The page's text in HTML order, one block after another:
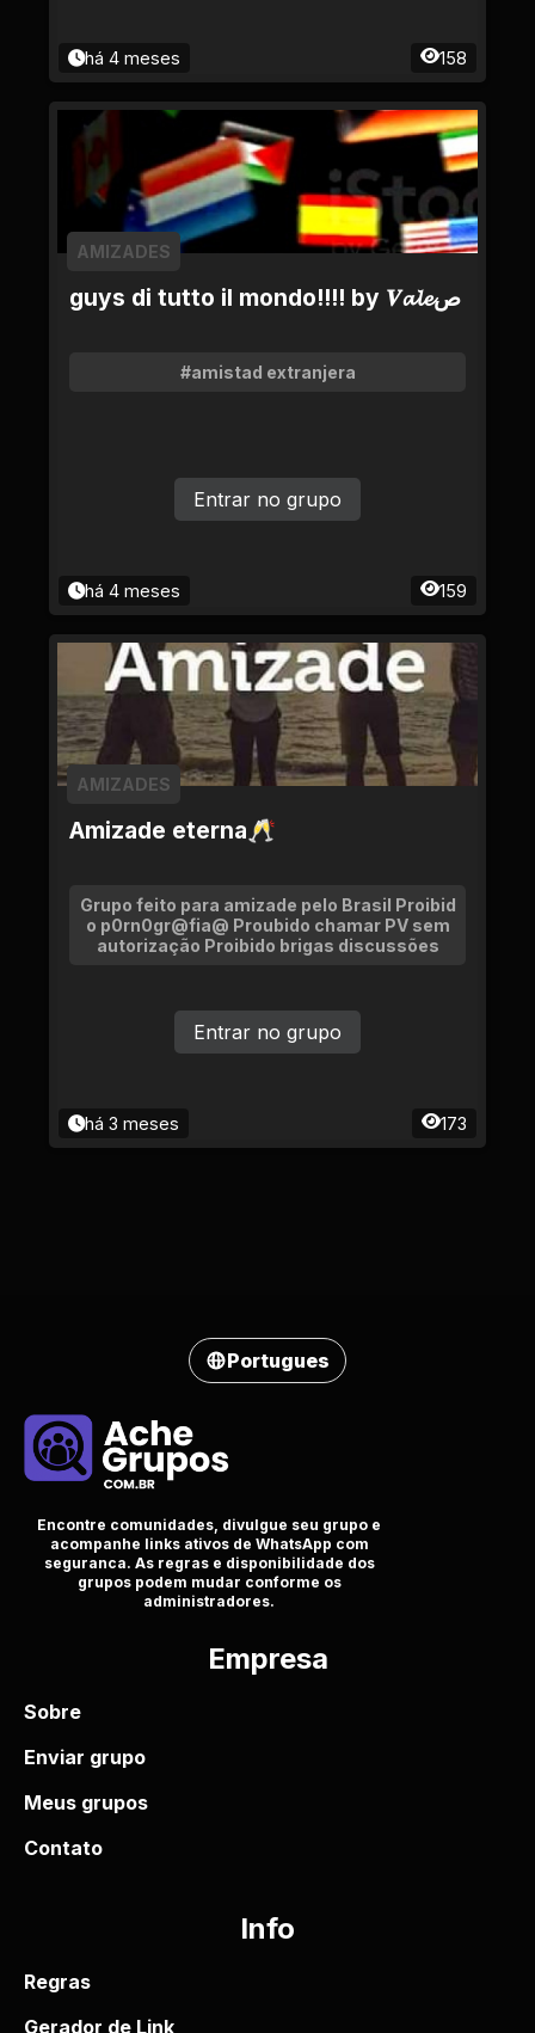
há 4 meses 158
guys di tutto il mondo!!!! by 𝑽𝓪𝓵𝓮ص
AMIZADES
#amistad extranjera
há 4 meses 159
Entrar no grupo
Amizade eterna🥂
AMIZADES
Grupo feito para amizade pelo Brasil Proibid
o p0rn0gr@fia@ Proubido chamar PV sem
autorização Proibido brigas discussões
há 3 meses 173
Entrar no grupo
Portugues
Encontre comunidades, divulgue seu grupo e
acompanhe links ativos de WhatsApp com
seguranca. As regras e disponibilidade dos
grupos podem mudar conforme os
administradores.
Empresa
Sobre
Enviar grupo
Meus grupos
Contato
Info
Regras
Gerador de Link